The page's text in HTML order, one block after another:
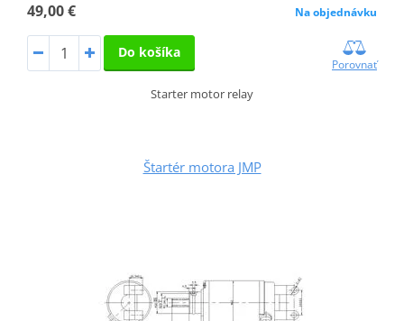
49,00 € Na objednávku
Do košíka
Porovnať
Starter motor relay
Štartér motora JMP